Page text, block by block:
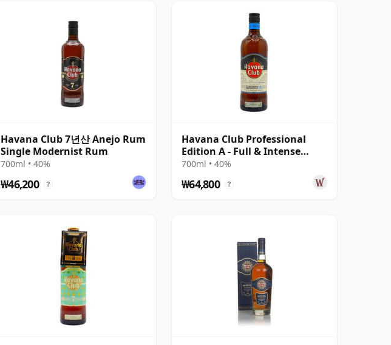
Havana Club 7년산 Anejo Rum
Single Modernist Rum
700ml • 40%
₩46,200 ?
Havana Club Professional
Edition A - Full & Intense
White Rum
700ml • 40%
₩64,800 ?